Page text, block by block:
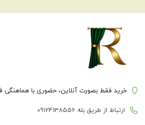
خرید فقط بصورت آنلاین، حضوری با هماهنگی
ارتباط از طریق بله 09124138556